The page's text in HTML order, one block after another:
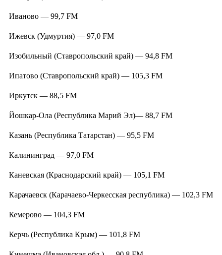
Иваново — 99,7 FM
Ижевск (Удмуртия) — 97,0 FM
Изобильный (Ставропольский край) — 94,8 FM
Ипатово (Ставропольский край) — 105,3 FM
Иркутск — 88,5 FM
Йошкар-Ола (Республика Марий Эл)— 88,7 FM
Казань (Республика Татарстан) — 95,5 FM
Калининград — 97,0 FM
Каневская (Краснодарский край) — 105,1 FM
Карачаевск (Карачаево-Черкесская республика) — 102,3 FM
Кемерово — 104,3 FM
Керчь (Республика Крым) — 101,8 FM